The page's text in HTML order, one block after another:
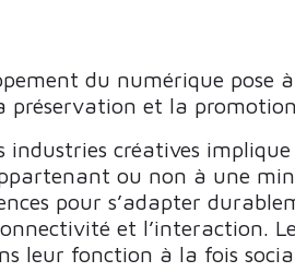
du numérique pose
préservation et la
industries créatives
ou non à une
pour s’adapter
et l’interaction.
leur fonction à la fois